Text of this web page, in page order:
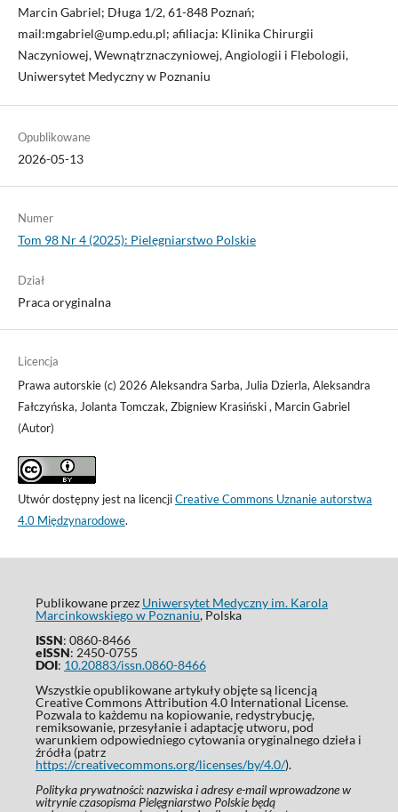
Marcin Gabriel; Długa 1/2, 61-848 Poznań;
mail:mgabriel@ump.edu.pl; afiliacja: Klinika Chirurgii
Naczyniowej, Wewnątrznaczyniowej, Angiologii i Flebologii,
Uniwersytet Medyczny w Poznaniu
Opublikowane
2026-05-13
Numer
Tom 98 Nr 4 (2025): Pielęgniarstwo Polskie
Dział
Praca oryginalna
Licencja
Prawa autorskie (c) 2026 Aleksandra Sarba, Julia Dzierla, Aleksandra
Fałczyńska, Jolanta Tomczak, Zbigniew Krasiński , Marcin Gabriel
(Autor)
Utwór dostępny jest na licencjiCreative Commons Uznanie autorstwa
4.0 Międzynarodowe.
Publikowane przez Uniwersytet Medyczny im. Karola
Marcinkowskiego w Poznaniu, Polska
ISSN: 0860-8466
eISSN: 2450-0755
DOI: 10.20883/issn.0860-8466
Wszystkie opublikowane artykuły objęte są licencją
Creative Commons Attribution 4.0 International License.
Pozwala to każdemu na kopiowanie, redystrybucję,
remiksowanie, przesyłanie i adaptację utworu, pod
warunkiem odpowiedniego cytowania oryginalnego dzieła i
źródła (patrz
https://creativecommons.org/licenses/by/4.0/).
Polityka prywatności: nazwiska i adresy e-mail wprowadzone w
witrynie czasopisma Pielęgniarstwo Polskie będą